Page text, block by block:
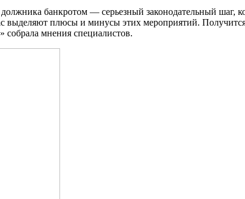
выделяют плюсы и минусы этих мероприятий.
собрала мнения специалистов.